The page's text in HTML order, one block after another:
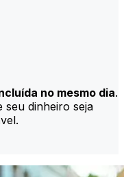
no mesmo dia.
seu dinheiro seja